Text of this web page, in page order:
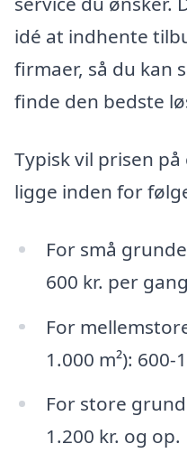
idé at indhente
firmaer, så du kan
finde den bedste
Typisk vil prisen
ligge inden for
For små
600 kr. per
For
1.000 m²):
For store
1.200 kr. og op.